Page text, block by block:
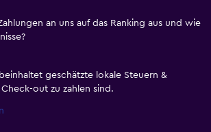
an uns auf das Ranking aus und wie
geschätzte lokale Steuern &
out zu zahlen sind.